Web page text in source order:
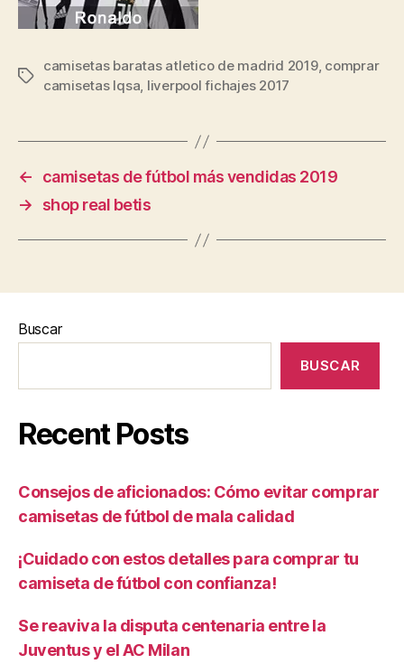
Etiquetas
camisetas baratas atletico de madrid 2019, comprar
camisetas lqsa, liverpool fichajes 2017
←
camisetas de fútbol más vendidas 2019
→
shop real betis
Buscar
BUSCAR
Recent Posts
Consejos de aficionados: Cómo evitar comprar
camisetas de fútbol de mala calidad
¡Cuidado con estos detalles para comprar tu
camiseta de fútbol con confianza!
Se reaviva la disputa centenaria entre la
Juventus y el AC Milan